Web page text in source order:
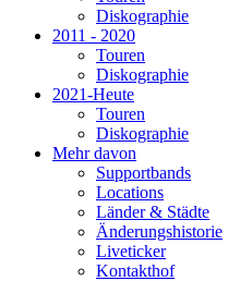
Diskographie
2011 - 2020
Touren
Diskographie
2021-Heute
Touren
Diskographie
Mehr davon
Supportbands
Locations
Länder & Städte
Änderungshistorie
Liveticker
Kontakthof